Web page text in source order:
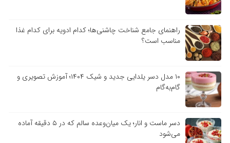
راهنمای جامع شناخت چاشنی‌ها؛ کدام ادویه برای کدام غذا
مناسب است؟
۱۰ مدل دسر یلدایی جدید و شیک ۱۴۰۴؛ آموزش تصویری و
گام‌به‌گام
دسر ماست و انار؛ یک میان‌وعده سالم که در ۵ دقیقه آماده
می‌شود